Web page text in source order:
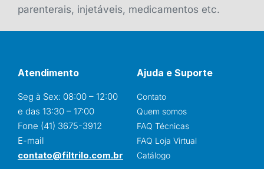
parenterais, injetáveis, medicamentos etc.
Atendimento
Seg à Sex: 08:00 – 12:00
e das 13:30 – 17:00
Fone (41) 3675-3912
E-mail
contato@filtrilo.com.br
Ajuda e Suporte
Contato
Quem somos
FAQ Técnicas
FAQ Loja Virtual
Catálogo